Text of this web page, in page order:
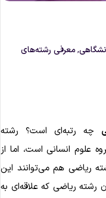
,معرفی رشته‌های
چه رتبه‌ای است؟ رشته
علوم انسانی است، اما از
ریاضی هم می‌توانند این
رشته ریاضی که علاقه‌ای به